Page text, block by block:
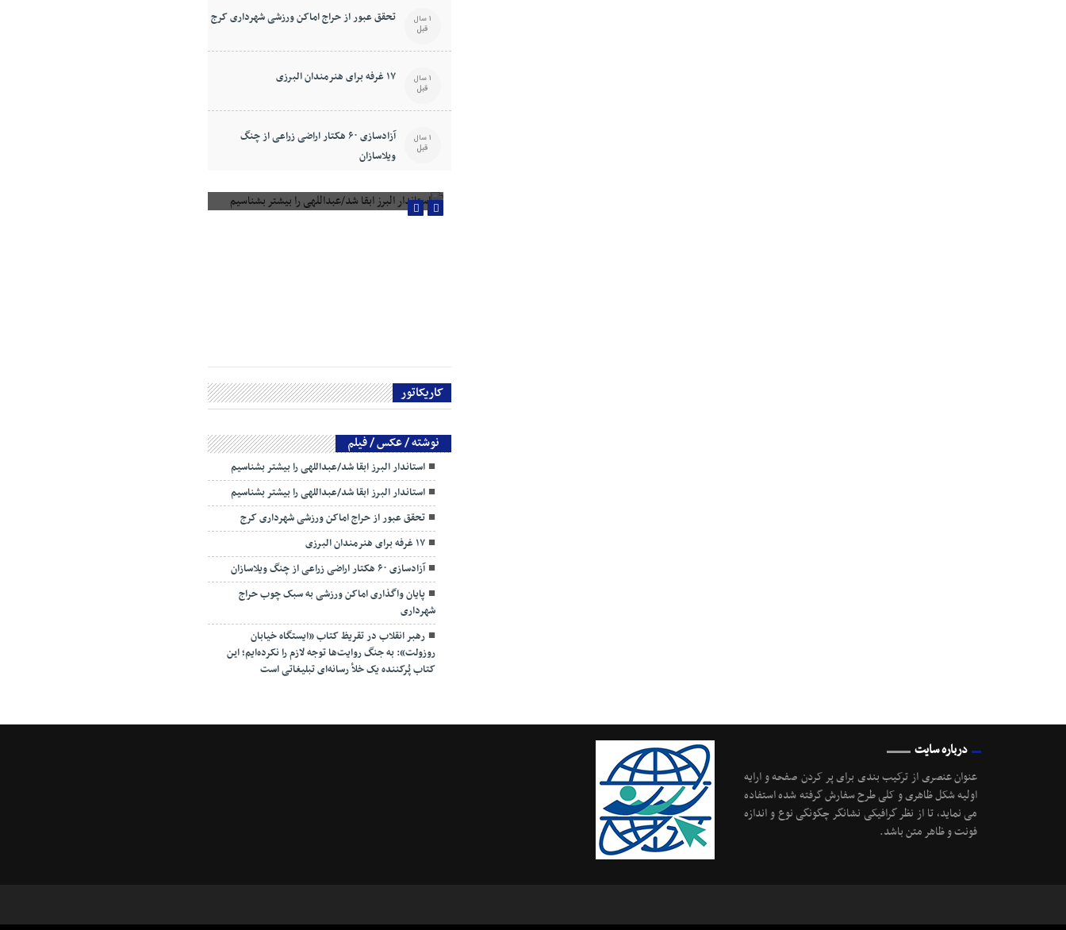
تحقق عبور از حراج اماکن ورزشی شهرداری کرج 1 سال
قبل
۱۷ غرفه برای هنرمندان البرزی 1 سال
قبل
آزادسازی ۶۰ هکتار اراضی زراعی از چنگ
ویلاسازان
1 سال
قبل
کاریکاتور
نوشته / عکس / فیلم
استاندار البرز ابقا شد/عبداللهی را بیشتر بشناسیم
استاندار البرز ابقا شد/عبداللهی را بیشتر بشناسیم
تحقق عبور از حراج اماکن ورزشی شهرداری کرج
۱۷ غرفه برای هنرمندان البرزی
آزادسازی ۶۰ هکتار اراضی زراعی از چنگ ویلاسازان
پایان واگذاری اماکن ورزشی به سبک چوب حراج
شهرداری
رهبر انقلاب در تقریظ کتاب «ایستگاه خیابان
روزولت»: به جنگ روایت‌ها توجه لازم را نکرده‌ایم؛ این
کتاب پُرکننده‌ یک خلأ رسانه‌ای تبلیغاتی است
درباره سایت
عنوان عنصری از ترکیب بندی برای پر کردن صفحه و ارایه
اولیه شکل ظاهری و کلی طرح سفارش گرفته شده استفاده
می نماید، تا از نظر گرافیکی نشانگر چگونگی نوع و اندازه
فونت و ظاهر متن باشد.